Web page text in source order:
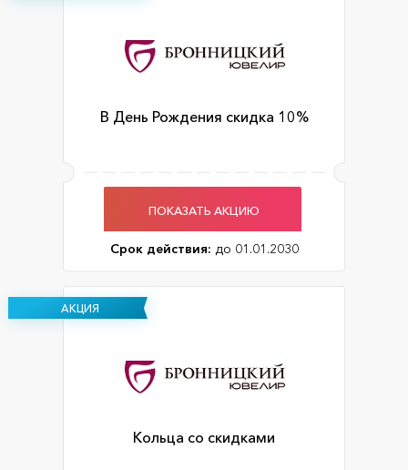
В День Рождения скидка 10%
ПОКАЗАТЬ АКЦИЮ
Срок действия: до 01.01.2030
АКЦИЯ
Кольца со скидками